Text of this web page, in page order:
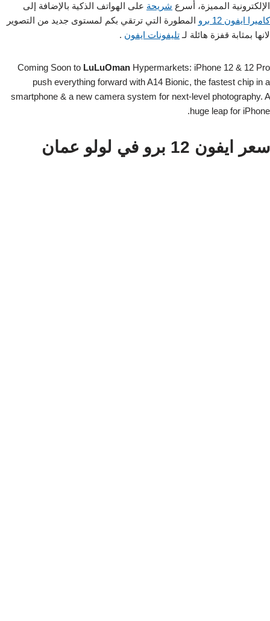
الإلكترونية المميزة، أسرع شريحة على الهواتف الذكية بالإضافة إلى
كاميرا ايفون 12 برو
المطورة التي ترتقي بكم لمستوى جديد من التصوير
لانها بمثابة قفزة هائلة لـ تليفونات ايفون .
Coming Soon to LuLuOman Hypermarkets: iPhone 12 & 12 Pro
push everything forward with A14 Bionic, the fastest chip in a
smartphone & a new camera system for next-level photography. A
huge leap for iPhone.
سعر ايفون 12 برو في لولو عمان